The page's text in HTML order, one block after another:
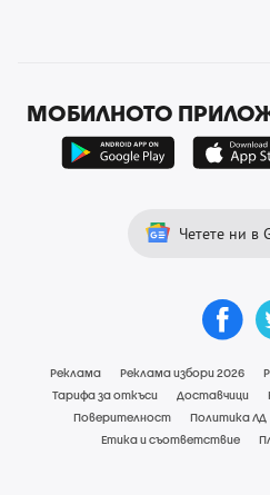
МОБИЛНОТО
Четете ни в
Реклама Реклама избори 2026
Тарифа за откъси
Доставчици
Поверителност
Политика ЛД
Етика и съответствие